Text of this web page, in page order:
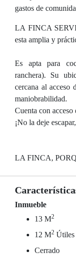
gastos de
LA FINCA
esta amplia y
Es apta para
ranchera). Su
cercana al acceso
maniobrabilidad.
Cuenta con acceso
¡No la deje
LA FINCA,
Inmueble
13 M2
12 M2 Útiles
Cerrado